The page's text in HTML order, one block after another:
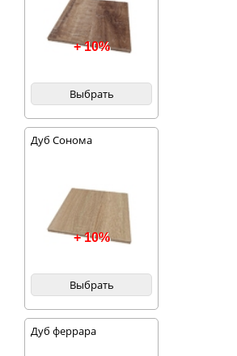
+ 10%
Выбрать
Дуб Сонома
+ 10%
Выбрать
Дуб феррара